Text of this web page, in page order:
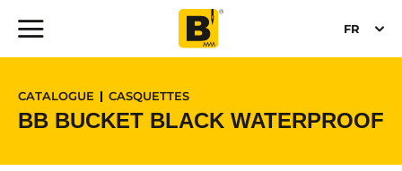
FR
CATALOGUE CASQUETTES
BB BUCKET BLACK WATERPROOF